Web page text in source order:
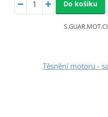
Do košíku
Těsnění motoru -